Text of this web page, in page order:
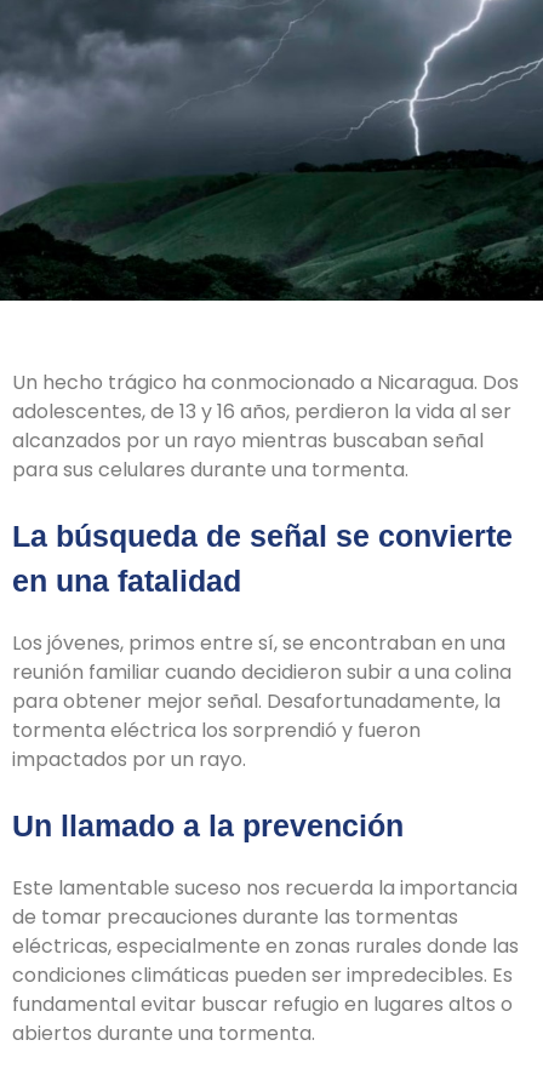
Un hecho trágico ha conmocionado a Nicaragua. Dos
adolescentes, de 13 y 16 años, perdieron la vida al ser
alcanzados por un rayo mientras buscaban señal
para sus celulares durante una tormenta.
La búsqueda de señal se convierte
en una fatalidad
Los jóvenes, primos entre sí, se encontraban en una
reunión familiar cuando decidieron subir a una colina
para obtener mejor señal. Desafortunadamente, la
tormenta eléctrica los sorprendió y fueron
impactados por un rayo.
Un llamado a la prevención
Este lamentable suceso nos recuerda la importancia
de tomar precauciones durante las tormentas
eléctricas, especialmente en zonas rurales donde las
condiciones climáticas pueden ser impredecibles. Es
fundamental evitar buscar refugio en lugares altos o
abiertos durante una tormenta.